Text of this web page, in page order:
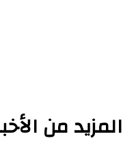
المزيد من